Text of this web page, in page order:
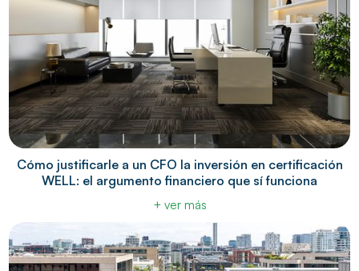
Cómo justificarle a un CFO la inversión en certificación
WELL: el argumento financiero que sí funciona
+ ver más